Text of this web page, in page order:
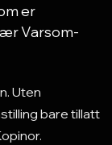
er
Varsom-
Uten
bare tillatt